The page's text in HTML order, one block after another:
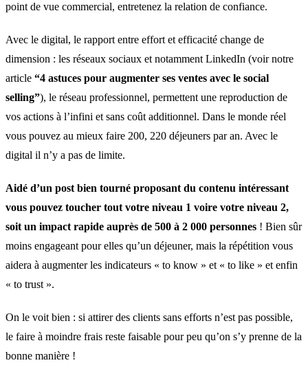
point de vue commercial, entretenez la relation de confiance.
Avec le digital, le rapport entre effort et efficacité change de
dimension : les réseaux sociaux et notamment LinkedIn (voir notre
article “4 astuces pour augmenter ses ventes avec le social
selling”), le réseau professionnel, permettent une reproduction de
vos actions à l’infini et sans coût additionnel. Dans le monde réel
vous pouvez au mieux faire 200, 220 déjeuners par an. Avec le
digital il n’y a pas de limite.
Aidé d’un post bien tourné proposant du contenu intéressant
vous pouvez toucher tout votre niveau 1 voire votre niveau 2,
soit un impact rapide auprès de 500 à 2 000 personnes ! Bien sûr
moins engageant pour elles qu’un déjeuner, mais la répétition vous
aidera à augmenter les indicateurs « to know » et « to like » et enfin
« to trust ».
On le voit bien : si attirer des clients sans efforts n’est pas possible,
le faire à moindre frais reste faisable pour peu qu’on s’y prenne de la
bonne manière !